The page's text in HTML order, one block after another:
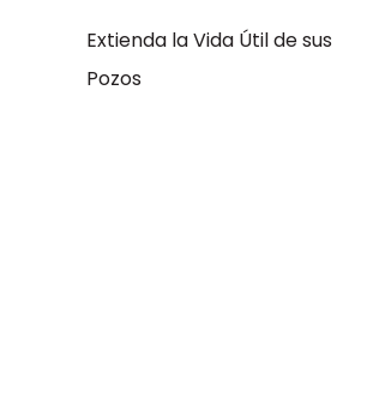
Extienda la Vida Útil de sus
Pozos